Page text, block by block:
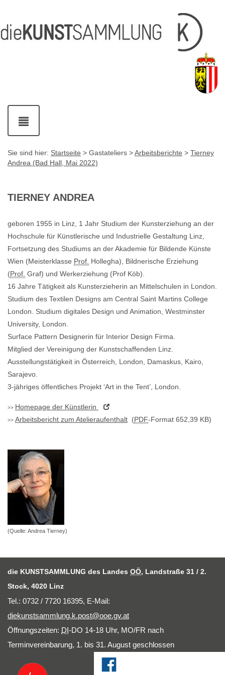
[1]
[2]
Links
[3]
mit
Kontaktdaten
Navigation
ein-
und
Sie sind hier: Startseite > Gastateliers >Arbeitsberichte > Tierney
Andrea (Bad Hall, Mai 2022)
TIERNEY ANDREA
geboren 1955 in Linz, 1 Jahr Studium der Kunsterziehung an der
Hochschule für Künstlerische und Industrielle Gestaltung Linz,
Fortsetzung des Studiums an der Akademie für Bildende Künste
Wien (Meisterklasse Prof. Hollegha), Bildnerische Erziehung
(Prof. Graf) und Werkerziehung (Prof Köb).
16 Jahre Tätigkeit als Kunsterzieherin an Mittelschulen in London.
Studium des Textilen Designs am Central Saint Martins College
London. Studium digitales Design und Animation, Westminster
University, London.
Surface Pattern Designerin für Interior Design Firma.
Mitglied der Vereinigung der Kunstschaffenden Linz.
Ausstellungstätigkeit in Österreich, London, Damaskus, Kairo,
Sarajevo.
3-jähriges öffentliches Projekt ‘Art in the Tent’, London.
Homepage der Künstlerin
Arbeitsbericht zum Atelieraufenthalt (PDF-Format 652,39 KB)
(Quelle: Andrea Tierney)
die KUNSTSAMMLUNG des Landes OÖ, Landstraße 31 / 2.
Stock, 4020 Linz
Tel.: 0732 / 7720 16395, E-Mail:
diekunstsammlung.k.post@ooe.gv.at
Öffnungszeiten: DI-DO 14-18 Uhr, MO/FR nach
Terminvereinbarung, 1. bis 31. August geschlossen